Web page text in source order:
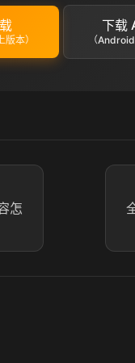
版本）
下载
（
怎